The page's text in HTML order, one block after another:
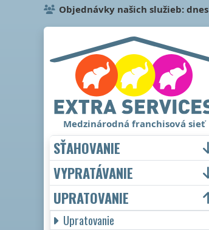
Objednávky našich služieb: dnes
Medzinárodná franchisová sieť
SŤAHOVANIE
VYPRATÁVANIE
UPRATOVANIE
Upratovanie